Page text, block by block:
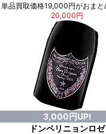
単品買取価格19,000円がおまと
20,000円
3,000円UP!
ドンペリニョンロゼ